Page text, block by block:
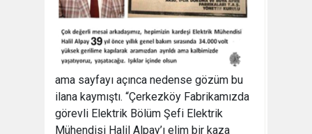
ama sayfayı açınca nedense gözüm bu
ilana kaymıştı. “Çerkezköy Fabrikamızda
görevli Elektrik Bölüm Şefi Elektrik
Mühendisi Halil Alpay’ı elim bir kaza